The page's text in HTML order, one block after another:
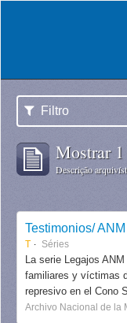
Filtro
Mostrar
Descrição
Testimonios/ ANM
T Séries
La serie Legajos
familiares y víctimas
represivo en el Cono
Archivo Nacional de la